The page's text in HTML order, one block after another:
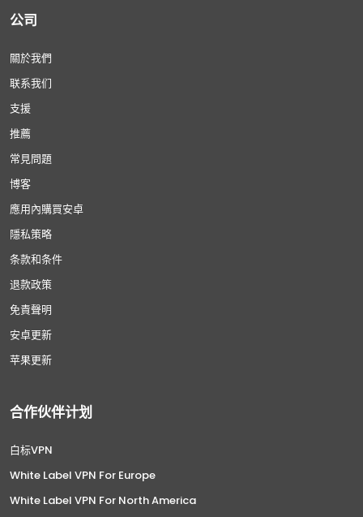
公司
關於我們
联系我们
支援
推薦
常見問題
博客
應用內購買安卓
隱私策略
条款和条件
退款政策
免責聲明
安卓更新
苹果更新
合作伙伴计划
白标VPN
White Label VPN For Europe
White Label VPN For North America